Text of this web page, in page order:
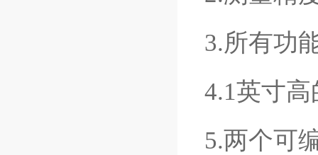
3.所有功
4.1英寸
5.两个可